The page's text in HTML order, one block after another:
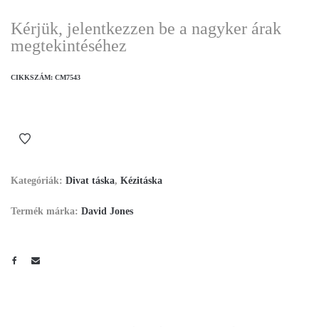
Kérjük, jelentkezzen be a nagyker árak
megtekintéséhez
CIKKSZÁM: CM7543
Kategóriák: Divat táska, Kézitáska
Termék márka: David Jones